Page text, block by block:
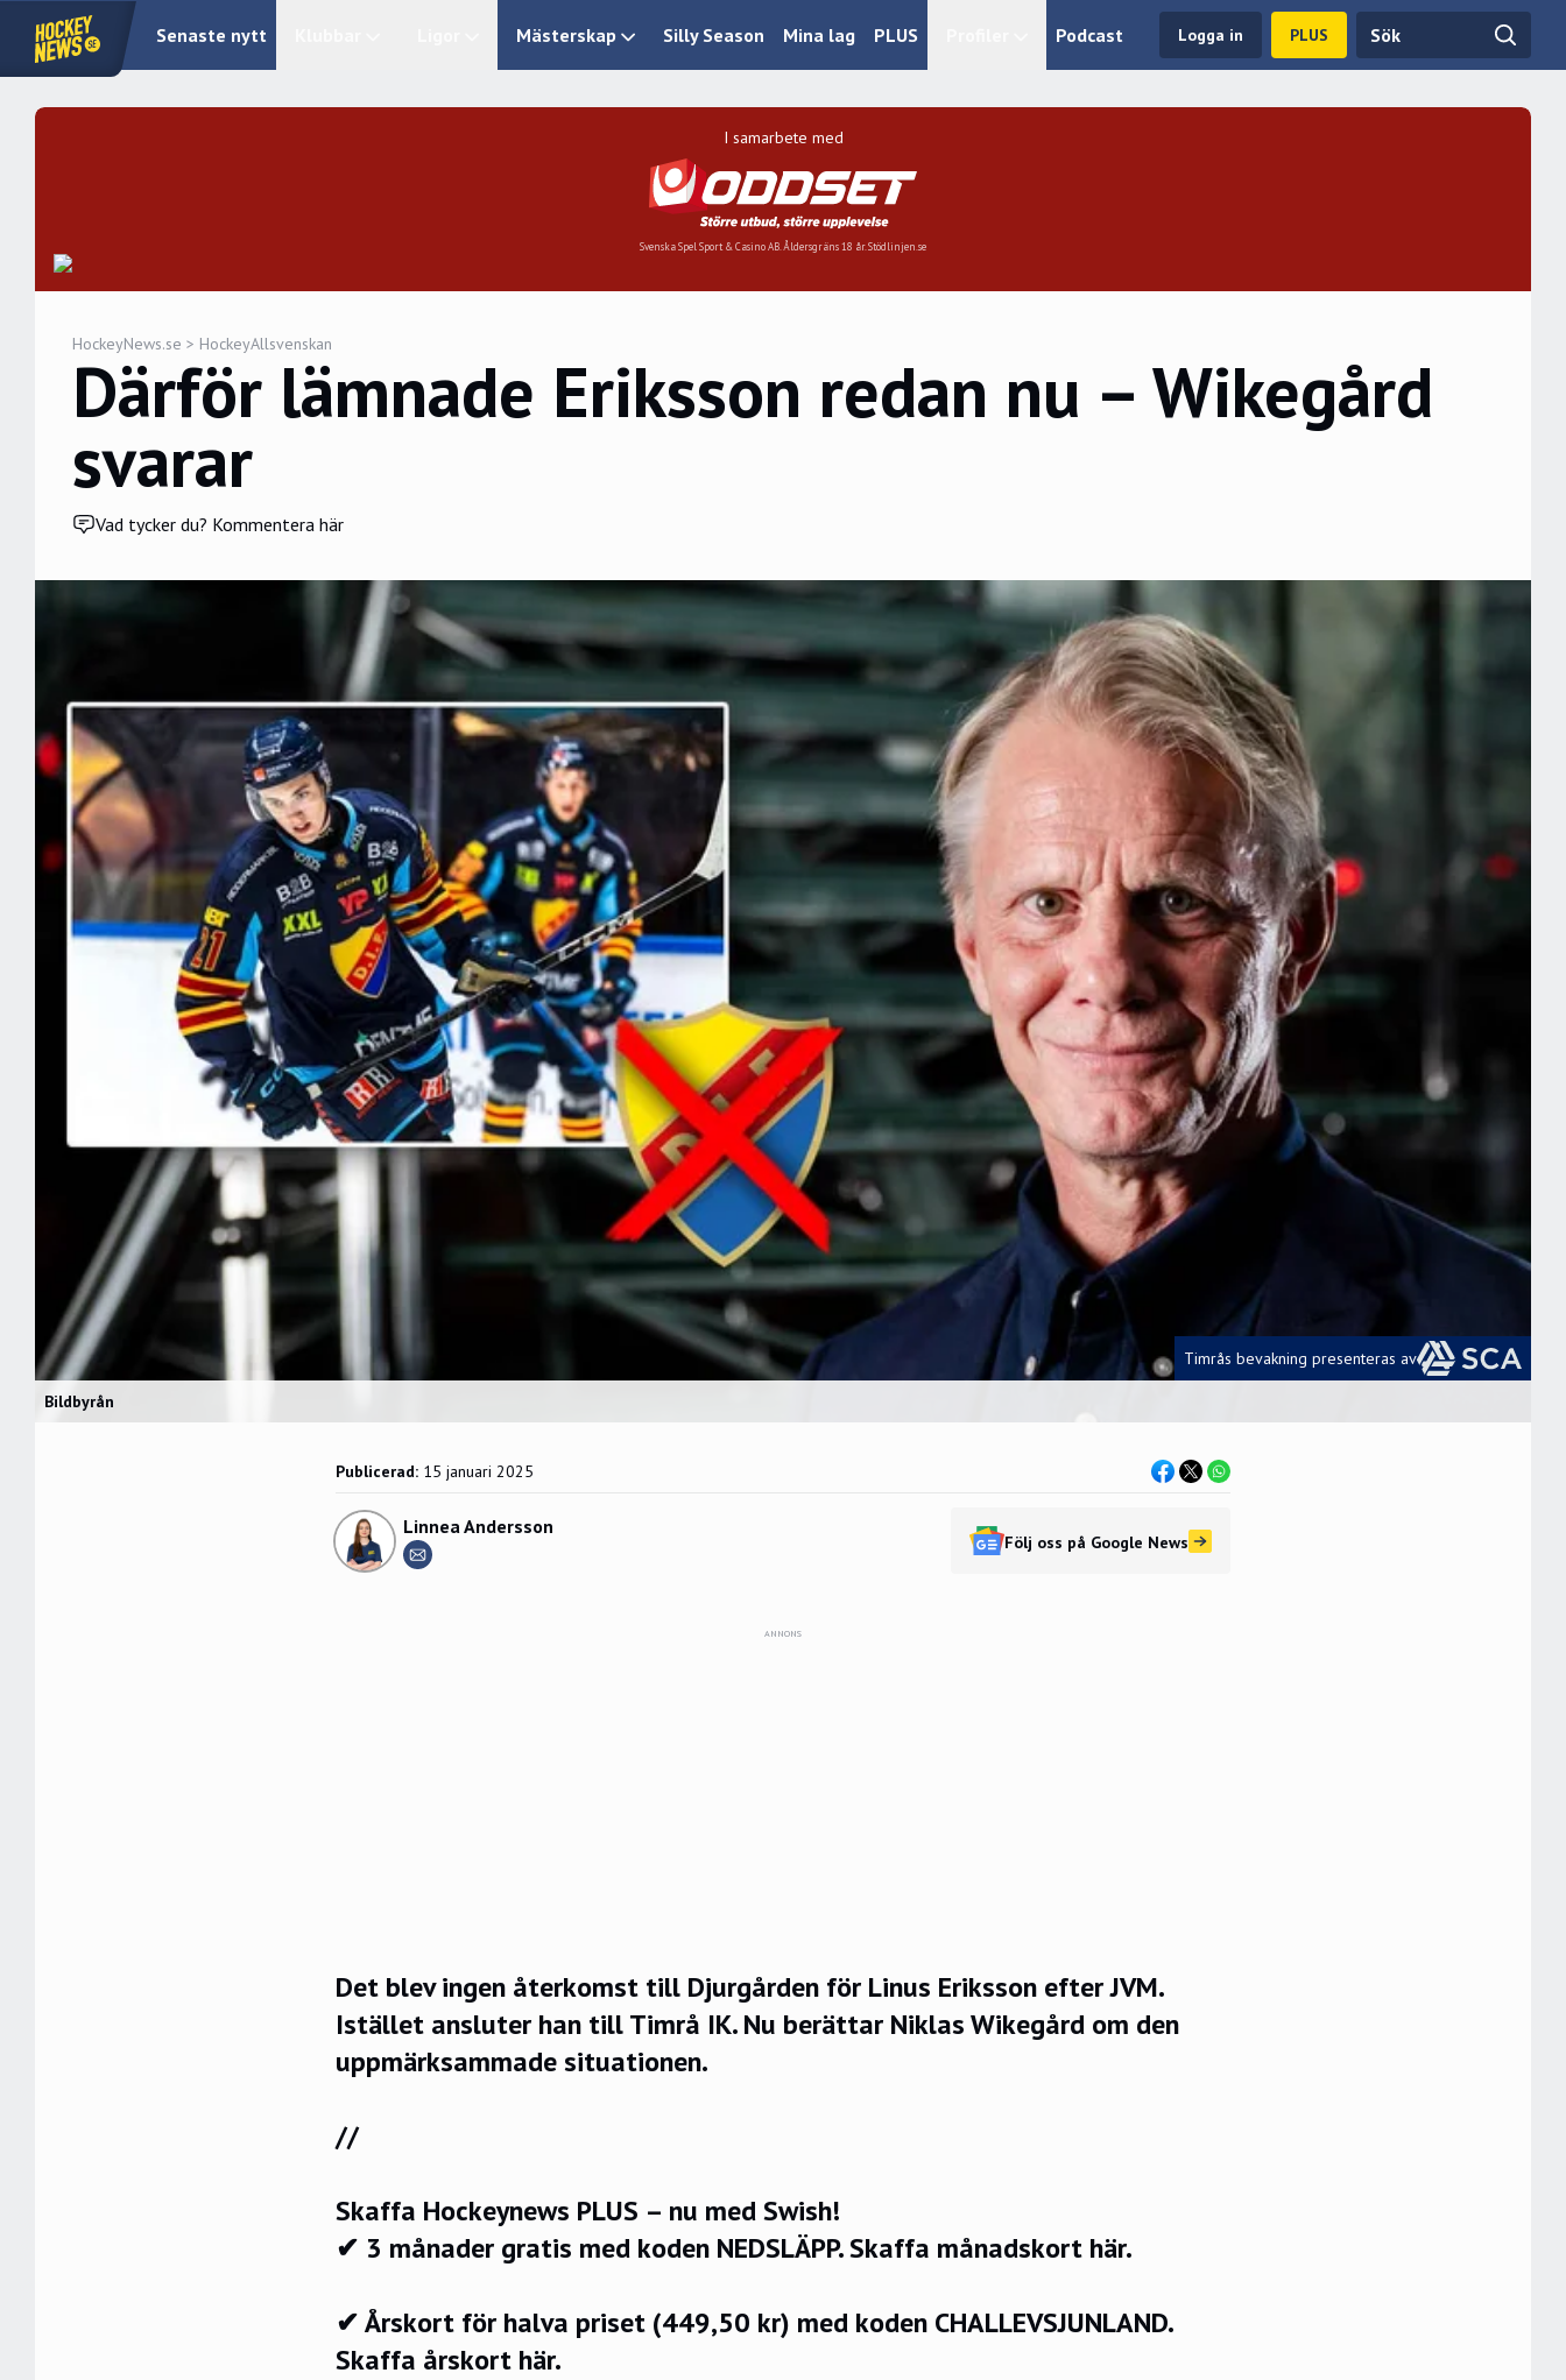
Senaste nytt Mästerskap Silly Season Mina lag PLUS Podcast Logga in PLUS
I samarbete med
Svenska Spel Sport & Casino AB. Åldersgräns 18 år. Stödlinjen.se
HockeyNews.se > HockeyAllsvenskan
Därför lämnade Eriksson redan nu – Wikegård
svarar
Vad tycker du? Kommentera här
Bildbyrån
Timrås bevakning presenteras av
Publicerad: 15 januari 2025
Linnea Andersson
Följ oss på Google News
ANNONS
Det blev ingen återkomst till Djurgården för Linus Eriksson efter JVM.
Istället ansluter han till Timrå IK. Nu berättar Niklas Wikegård om den
uppmärksammade situationen.
//
Skaffa Hockeynews PLUS – nu med Swish!
✔ 3 månader gratis med koden NEDSLÄPP.Skaffa månadskort här.
✔ Årskort för halva priset (449,50 kr) med koden CHALLEVSJUNLAND.
Skaffa årskort här.